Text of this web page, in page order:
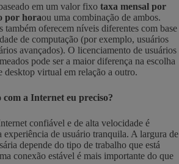
em um valor fixo taxa mensal por
por horaou uma combinação de ambos.
também oferecem níveis diferentes com base
de computação (por exemplo, usuários
avançados). O licenciamento de usuários
pode ser a maior diferença na escolha
desktop virtual em relação a outro.
com a Internet eu preciso?
confiável e de alta velocidade é
experiência de usuário tranquila. A largura de
depende do tipo de trabalho que está
conexão estável é mais importante do que